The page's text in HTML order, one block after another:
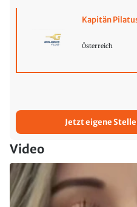
Kapitän
Österreich
Jetzt eigene
Video